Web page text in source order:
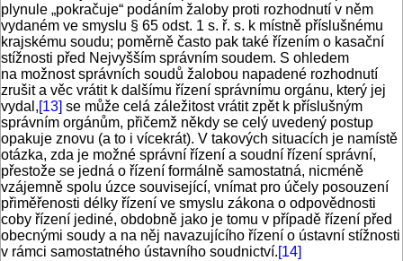
plynule „pokračuje“ podáním žaloby proti rozhodnutí v něm
vydaném ve smyslu § 65 odst. 1 s. ř. s. k místně příslušnému
krajskému soudu; poměrně často pak také řízením o kasační
stížnosti před Nejvyšším správním soudem. S ohledem
na možnost správních soudů žalobou napadené rozhodnutí
zrušit a věc vrátit k dalšímu řízení správnímu orgánu, který jej
vydal,[13] se může celá záležitost vrátit zpět k příslušným
správním orgánům, přičemž někdy se celý uvedený postup
opakuje znovu (a to i vícekrát). V takových situacích je namístě
otázka, zda je možné správní řízení a soudní řízení správní,
přestože se jedná o řízení formálně samostatná, nicméně
vzájemně spolu úzce související, vnímat pro účely posouzení
přiměřenosti délky řízení ve smyslu zákona o odpovědnosti
coby řízení jediné, obdobně jako je tomu v případě řízení před
obecnými soudy a na něj navazujícího řízení o ústavní stížnosti
v rámci samostatného ústavního soudnictví.[14]